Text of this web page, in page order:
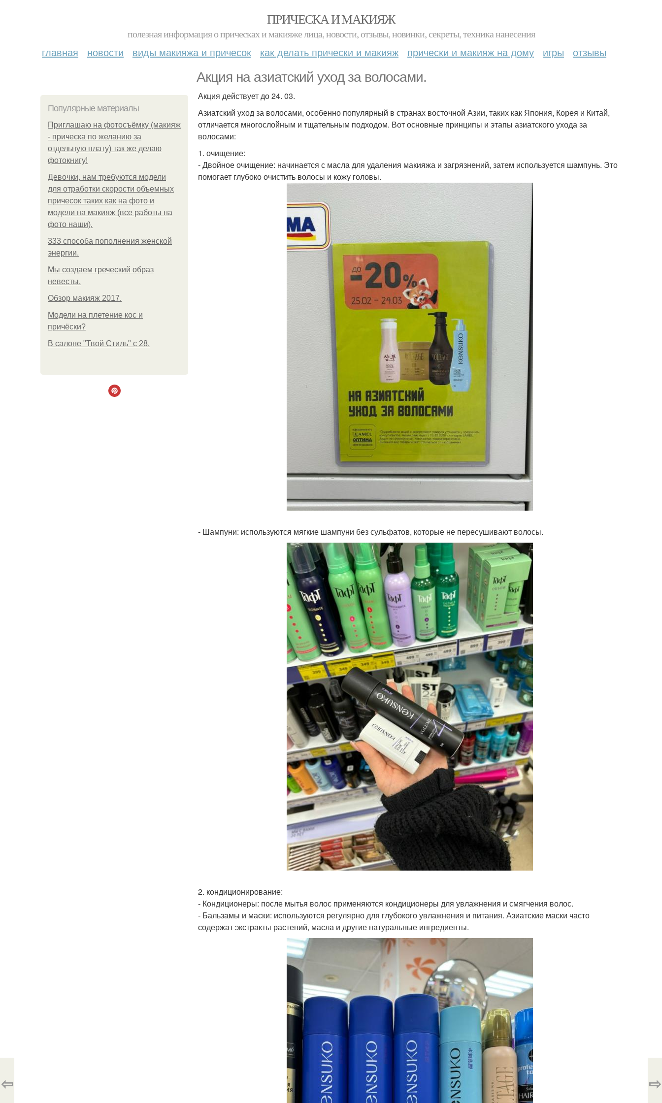
ПРИЧЕСКА И МАКИЯЖ
полезная информация о прическах и макияже лица, новости, отзывы, новинки, секреты, техника нанесения
главная новости виды макияжа и причесок как делать прически и макияж прически и макияж на дому игры отзывы
Акция на азиатский уход за волосами.
Популярные материалы
Приглашаю на фотосъёмку (макияж
- прическа по желанию за
отдельную плату) так же делаю
фотокнигу!
Девочки, нам требуются модели
для отработки скорости объемных
причесок таких как на фото и
модели на макияж (все работы на
фото наши).
333 способа пополнения женской
энергии.
Мы создаем греческий образ
невесты.
Обзор макияж 2017.
Модели на плетение кос и
причёски?
В салоне "Твой Стиль" с 28.
Акция действует до 24. 03.
Азиатский уход за волосами, особенно популярный в странах восточной Азии, таких как Япония, Корея и Китай,
отличается многослойным и тщательным подходом. Вот основные принципы и этапы азиатского ухода за
волосами:
1. очищение:
- Двойное очищение: начинается с масла для удаления макияжа и загрязнений, затем используется шампунь. Это
помогает глубоко очистить волосы и кожу головы.
- Шампуни: используются мягкие шампуни без сульфатов, которые не пересушивают волосы.
2. кондиционирование:
- Кондиционеры: после мытья волос применяются кондиционеры для увлажнения и смягчения волос.
- Бальзамы и маски: используются регулярно для глубокого увлажнения и питания. Азиатские маски часто
содержат экстракты растений, масла и другие натуральные ингредиенты.
⇦ ⇨